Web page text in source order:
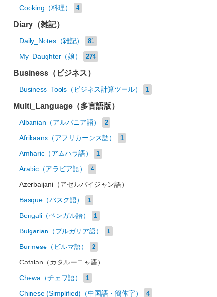
Cooking（料理） 4
Diary（雑記）
Daily_Notes（雑記） 81
My_Daughter（娘） 274
Business（ビジネス）
Business_Tools（ビジネス計算ツール） 1
Multi_Language（多言語版）
Albanian（アルバニア語） 2
Afrikaans（アフリカーンス語） 1
Amharic（アムハラ語） 1
Arabic（アラビア語） 4
Azerbaijani（アゼルバイジャン語）
Basque（バスク語） 1
Bengali（ベンガル語） 1
Bulgarian（ブルガリア語） 1
Burmese（ビルマ語） 2
Catalan（カタルーニャ語）
Chewa（チェワ語） 1
Chinese (Simplified)（中国語・簡体字） 4